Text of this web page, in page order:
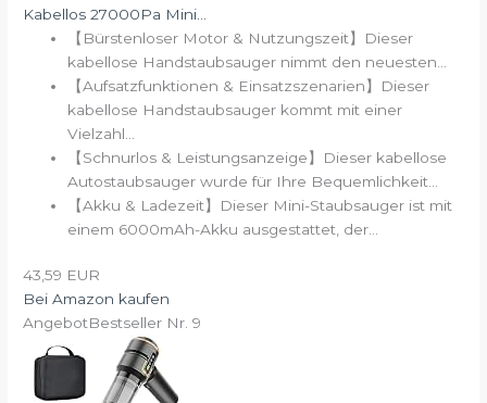
Kabellos 27000Pa Mini...
【Bürstenloser Motor & Nutzungszeit】Dieser
kabellose Handstaubsauger nimmt den neuesten...
【Aufsatzfunktionen & Einsatzszenarien】Dieser
kabellose Handstaubsauger kommt mit einer
Vielzahl...
【Schnurlos & Leistungsanzeige】Dieser kabellose
Autostaubsauger wurde für Ihre Bequemlichkeit...
【Akku & Ladezeit】Dieser Mini-Staubsauger ist mit
einem 6000mAh-Akku ausgestattet, der...
43,59 EUR
Bei Amazon kaufen
AngebotBestseller Nr. 9